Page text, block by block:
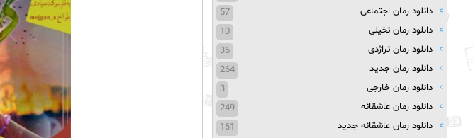
دانلود رمان اجتماعی
57
دانلود رمان تخیلی
10
دانلود رمان تراژدی
36
دانلود رمان جدید
264
دانلود رمان خارجی
3
دانلود رمان عاشقانه
249
دانلود رمان عاشقانه جدید
161